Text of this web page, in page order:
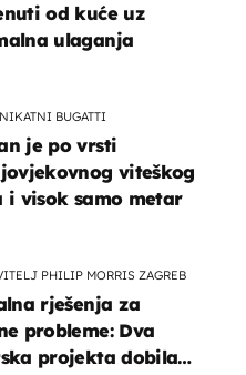
od kuće uz
ulaganja
BUGATTI
je po vrsti
viteškog
i visok samo metar
PHILIP MORRIS ZAGREB
rješenja za
probleme: Dva
projekta dobila